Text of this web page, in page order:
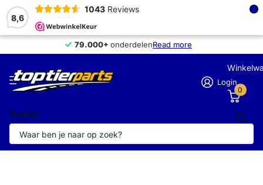
8,6
1043 Reviews ×
79.000+ onderdelenRead more
79.000+
Zoeken
Login
0